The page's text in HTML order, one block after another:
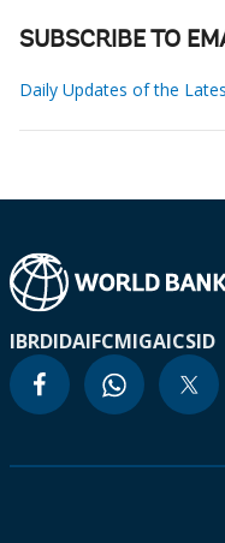
SUBSCRIBE TO
Daily Updates of the
IBRDIDAIFCMIGAICSID